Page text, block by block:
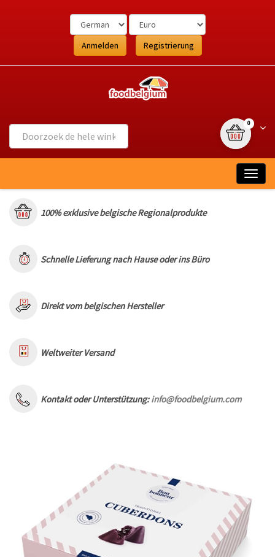
Anmelden Registrierung
0{0} Artikel
100% exklusive belgische Regionalprodukte
Schnelle Lieferung nach Hause oder ins Büro
Direkt vom belgischen Hersteller
Weltweiter Versand
Kontakt oder Unterstützung:info@foodbelgium.com